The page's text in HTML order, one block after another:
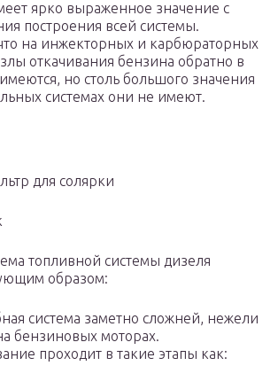
ярко выраженное значение с
построения всей системы.
на инжекторных и карбюраторных
откачивания бензина обратно в
но столь большого значения
системах они не имеют.
для солярки
топливной системы дизеля
образом:
система заметно сложней, нежели
бензиновых моторах.
проходит в такие этапы как: